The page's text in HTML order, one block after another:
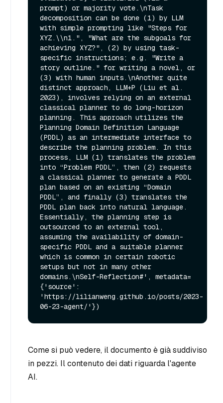
prompt) or majority vote.\nTask
decomposition can be done (1) by LLM
with simple prompting like "Steps for
XYZ.\\n1.", "What are the subgoals for
achieving XYZ?", (2) by using task-
specific instructions; e.g. "Write a
story outline." for writing a novel, or
(3) with human inputs.\nAnother quite
distinct approach, LLM+P (Liu et al.
2023), involves relying on an external
classical planner to do long-horizon
planning. This approach utilizes the
Planning Domain Definition Language
(PDDL) as an intermediate interface to
describe the planning problem. In this
process, LLM (1) translates the problem
into “Problem PDDL”, then (2) requests
a classical planner to generate a PDDL
plan based on an existing “Domain
PDDL”, and finally (3) translates the
PDDL plan back into natural language.
Essentially, the planning step is
outsourced to an external tool,
assuming the availability of domain-
specific PDDL and a suitable planner
which is common in certain robotic
setups but not in many other
domains.\nSelf-Reflection#', metadata=
{'source':
'https://lilianweng.github.io/posts/2023-
Come si può vedere, il documento è già suddiviso
in pezzi. Il contenuto dei dati riguarda l'agente
AI.